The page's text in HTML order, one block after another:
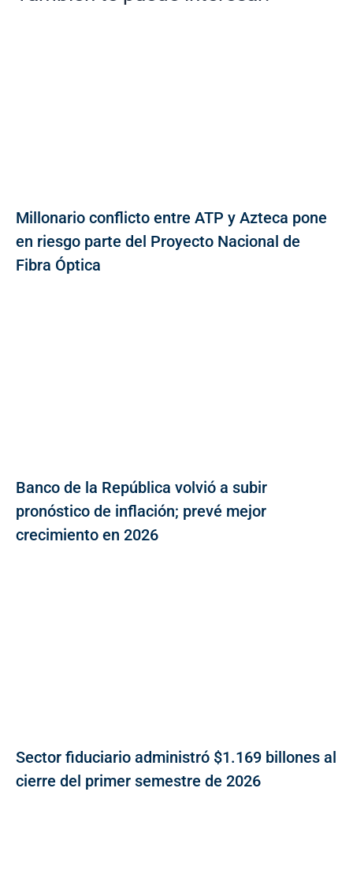
Millonario conflicto entre ATP y Azteca pone
en riesgo parte del Proyecto Nacional de
Fibra Óptica
Banco de la República volvió a subir
pronóstico de inflación; prevé mejor
crecimiento en 2026
Sector fiduciario administró $1.169 billones al
cierre del primer semestre de 2026